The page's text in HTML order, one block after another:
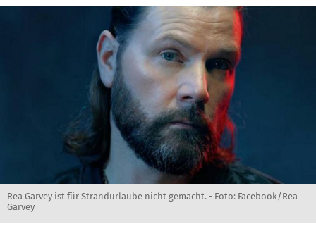
Rea Garvey ist für Strandurlaube nicht gemacht. - Foto: Facebook/Rea
Garvey